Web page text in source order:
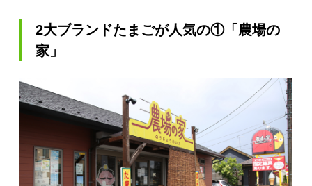
2大ブランドたまごが人気の①「農場の
家」